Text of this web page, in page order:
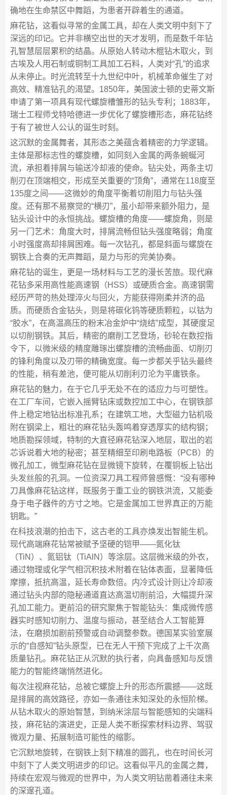
确地在生命禁区中舞蹈，为患者开辟着生的通道。
麻花钻，这看似寻常的金属工具，却在人类文明中刻下了
深远的印记。它并非横空出世的天才发明，而是数千年钻
孔智慧层层累积的结晶。从原始人转动木棍钻木取火，到
古埃及人用石制或铜制工具加工石料，人类对“孔”的追求
从未停止。时光流转至十九世纪中叶，机械革命催生了对
高效、精准钻孔的渴望。1850年，美国波士顿的史蒂文斯
申请了第一项具有现代螺旋槽雏形的钻头专利；1883年，
瑞士工程师戈特哈德进一步优化了螺旋槽形态，麻花钻终
于有了被世人公认的诞生时刻。
这沉默的金属舞者，其形态之美蕴含着精密的力学逻辑。
主体是那标志性的螺旋槽，如同刻入金属的两条蜿蜒河
流，承担着排屑与输送冷却液的使命。钻尖处，两条主切
削刃在顶端相交，形成至关重要的“顶角”，通常在118度至
135度之间——这微妙的角度平衡着切削阻力与钻头强
度。还有那不易察觉的“横刃”，虽小却带来额外阻力，是
钻头设计中的永恒挑战。螺旋槽的角度——螺旋角，则是
另一门艺术：角度大时，排屑流畅但钻头强度略弱；角度
小时强度高却排屑困难。每一次钻孔，都是斜面与螺旋在
钢铁上合奏的无声舞蹈，是力与形的完美协奏。
麻花钻的诞生，更是一场材料与工艺的漫长苦旅。现代麻
花钻多采用高性能高速钢（HSS）或硬质合金。高速钢需
经历严苛的热处理淬火与回火，方能获得刚柔并济的品
质。而硬质合金钻头，则是将碳化钨等硬质颗粒，以钴为
“胶水”，在高温高压的粉末冶金炉中“烧结”成型，其硬度足
以切削钢铁。其后，精密的磨削工艺登场，砂轮在数控指
令下，以微米级的精度雕琢出螺旋槽的流畅曲面、切削刃
的锋利角度以及刃带的精确宽度。每一步都关乎钻头最终
的性能，稍有差池，便可能从切削利刃沦为平庸铁条。
麻花钻的魅力，在于它几乎无处不在的适应力与可塑性。
在工厂车间，它嵌入摇臂钻床或数控加工中心，在钢铁部
件上稳定地钻出标准孔系；在建筑工地，大型磁力钻机吸
附在钢梁上，粗壮的麻花钻头轰鸣着穿透厚实的结构钢；
地质勘探领域，特制的大直径麻花钻深入地层，取出的岩
芯诉说着大地的秘密；甚至精细至印刷电路板（PCB）的
微孔加工，微型麻花钻在显微镜下旋转，在覆铜板上钻出
头发丝般的孔洞。一位资深刀具工程师曾感慨：“没有哪种
刀具像麻花钻这样，既服务于重工业的钢铁洪流，又能委
身于电子器件的方寸之地。它是金属加工世界真正的万能
钥匙。”
在科技浪潮的拍击下，这古老的工具亦焕发出智能生机。
现代高端麻花钻常被赋予坚硬的铠甲——氮化钛
（TiN）、氮铝钛（TiAlN）等涂层。这层微米级的外衣，
通过物理或化学气相沉积技术附着在钻体表面，显著降低
摩擦，抵抗高温，延长寿命数倍。内冷式设计则让冷却液
通过钻头内部的隐秘通道直达高温切削前沿，大幅提升深
孔加工能力。更前沿的研究聚焦于智能钻头：集成微传感
器实时感知切削力、温度与振动，甚至结合人工智能算
法，在磨损加剧前预警或自动调整参数。德国某实验室展
示的“自感知”钻头原型，已在无人干预下完成了上千次高
质量钻孔。麻花钻正从沉默的执行者，向具备感知与反馈
能力的智能终端悄然进化。
每次注视麻花钻，总被它螺旋上升的形态所震撼——这既
是排屑的高效路径，亦如一条通往未知深处的永恒阶梯。
从钻木取火的原始智慧，到纳米涂层与智能感知的尖端科
技，麻花钻的演进史，正是人类不断探索材料边界、驾驭
微观力量、拓展制造可能性的缩影。
它沉默地旋转，在钢铁上刻下精准的圆孔，也在时间长河
中刻下了人类文明进步的印记。这看似平凡的金属之舞，
持续在宏观与微观的世界中，为人类文明钻凿着通往未来
的深邃孔道。